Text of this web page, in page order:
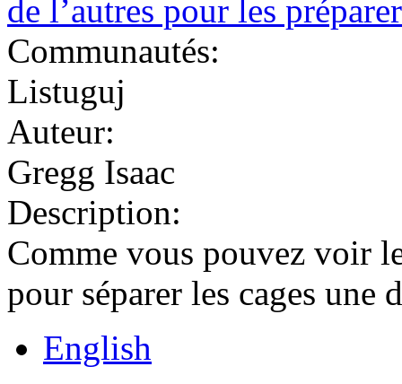
Communautés:
Listuguj
Auteur:
Gregg Isaac
Description:
Comme vous pouvez voir
pour séparer les cages une
English